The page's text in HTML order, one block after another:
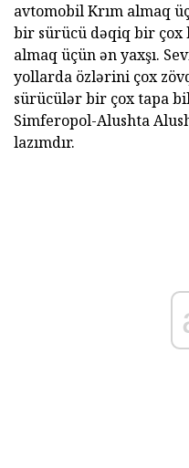
avtomobil Krım almaq
bir sürücü dəqiq bir
almaq üçün ən yaxşı.
yollarda özlərini çox
sürücülər bir çox tapa
Simferopol-Alushta
lazımdır.